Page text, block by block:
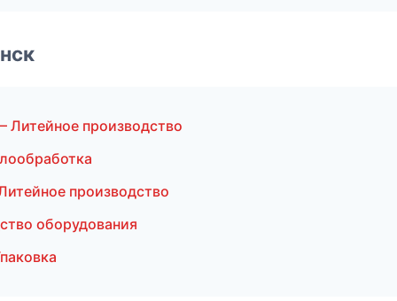
Литейное производство
производство
оборудования